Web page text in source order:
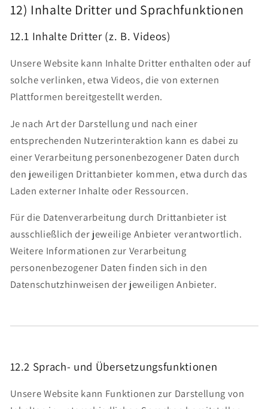
12) Inhalte Dritter und Sprachfunktionen
12.1 Inhalte Dritter (z. B. Videos)
Unsere Website kann Inhalte Dritter enthalten oder auf
solche verlinken, etwa Videos, die von externen
Plattformen bereitgestellt werden.
Je nach Art der Darstellung und nach einer
entsprechenden Nutzerinteraktion kann es dabei zu
einer Verarbeitung personenbezogener Daten durch
den jeweiligen Drittanbieter kommen, etwa durch das
Laden externer Inhalte oder Ressourcen.
Für die Datenverarbeitung durch Drittanbieter ist
ausschließlich der jeweilige Anbieter verantwortlich.
Weitere Informationen zur Verarbeitung
personenbezogener Daten finden sich in den
Datenschutzhinweisen der jeweiligen Anbieter.
12.2 Sprach- und Übersetzungsfunktionen
Unsere Website kann Funktionen zur Darstellung von